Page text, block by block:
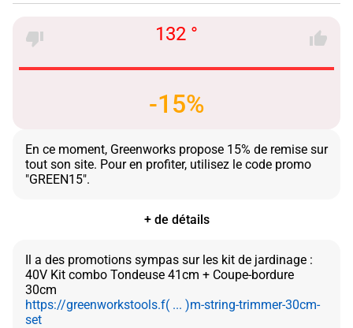
132 °
-15%
En ce moment, Greenworks propose 15% de remise sur
tout son site. Pour en profiter, utilisez le code promo
+ de détails
Il a des promotions sympas sur les kit de jardinage :
40V Kit combo Tondeuse 41cm + Coupe-bordure
https://greenworkstools.f( ... )m-string-trimmer-30cm-
set